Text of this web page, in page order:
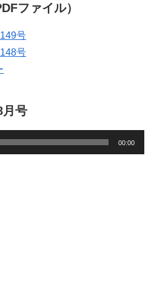
ファイル）
号
号
月号
00:00